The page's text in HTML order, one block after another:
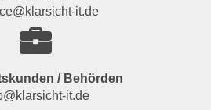
it.de
/ Behörden
it.de